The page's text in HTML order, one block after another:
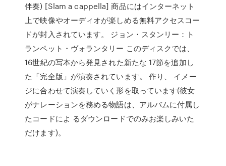
伴奏) [Slam a cappella] 商品にはインターネット
上で映像やオーディオが楽しめる無料アクセスコー
ドが封入されています。 ジョン・スタンリー：ト
ランペット・ヴォランタリー このディスクでは、
16世紀の写本から発見された新たな 17節を追加し
た「完全版」が演奏されています。 作り、 イメー
ジに合わせて演奏していく形を取っています(彼女
がナレーションを務める物語は、アルバムに付属し
たコードによ るダウンロードでのみお楽しみいた
だけます)。